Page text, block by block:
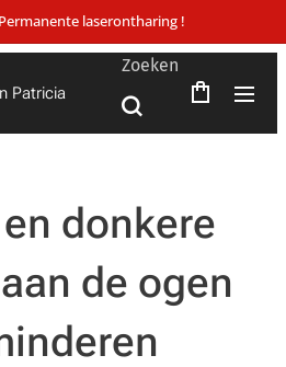
laserontharing !
Patricia
Zoeken
donkere
de ogen